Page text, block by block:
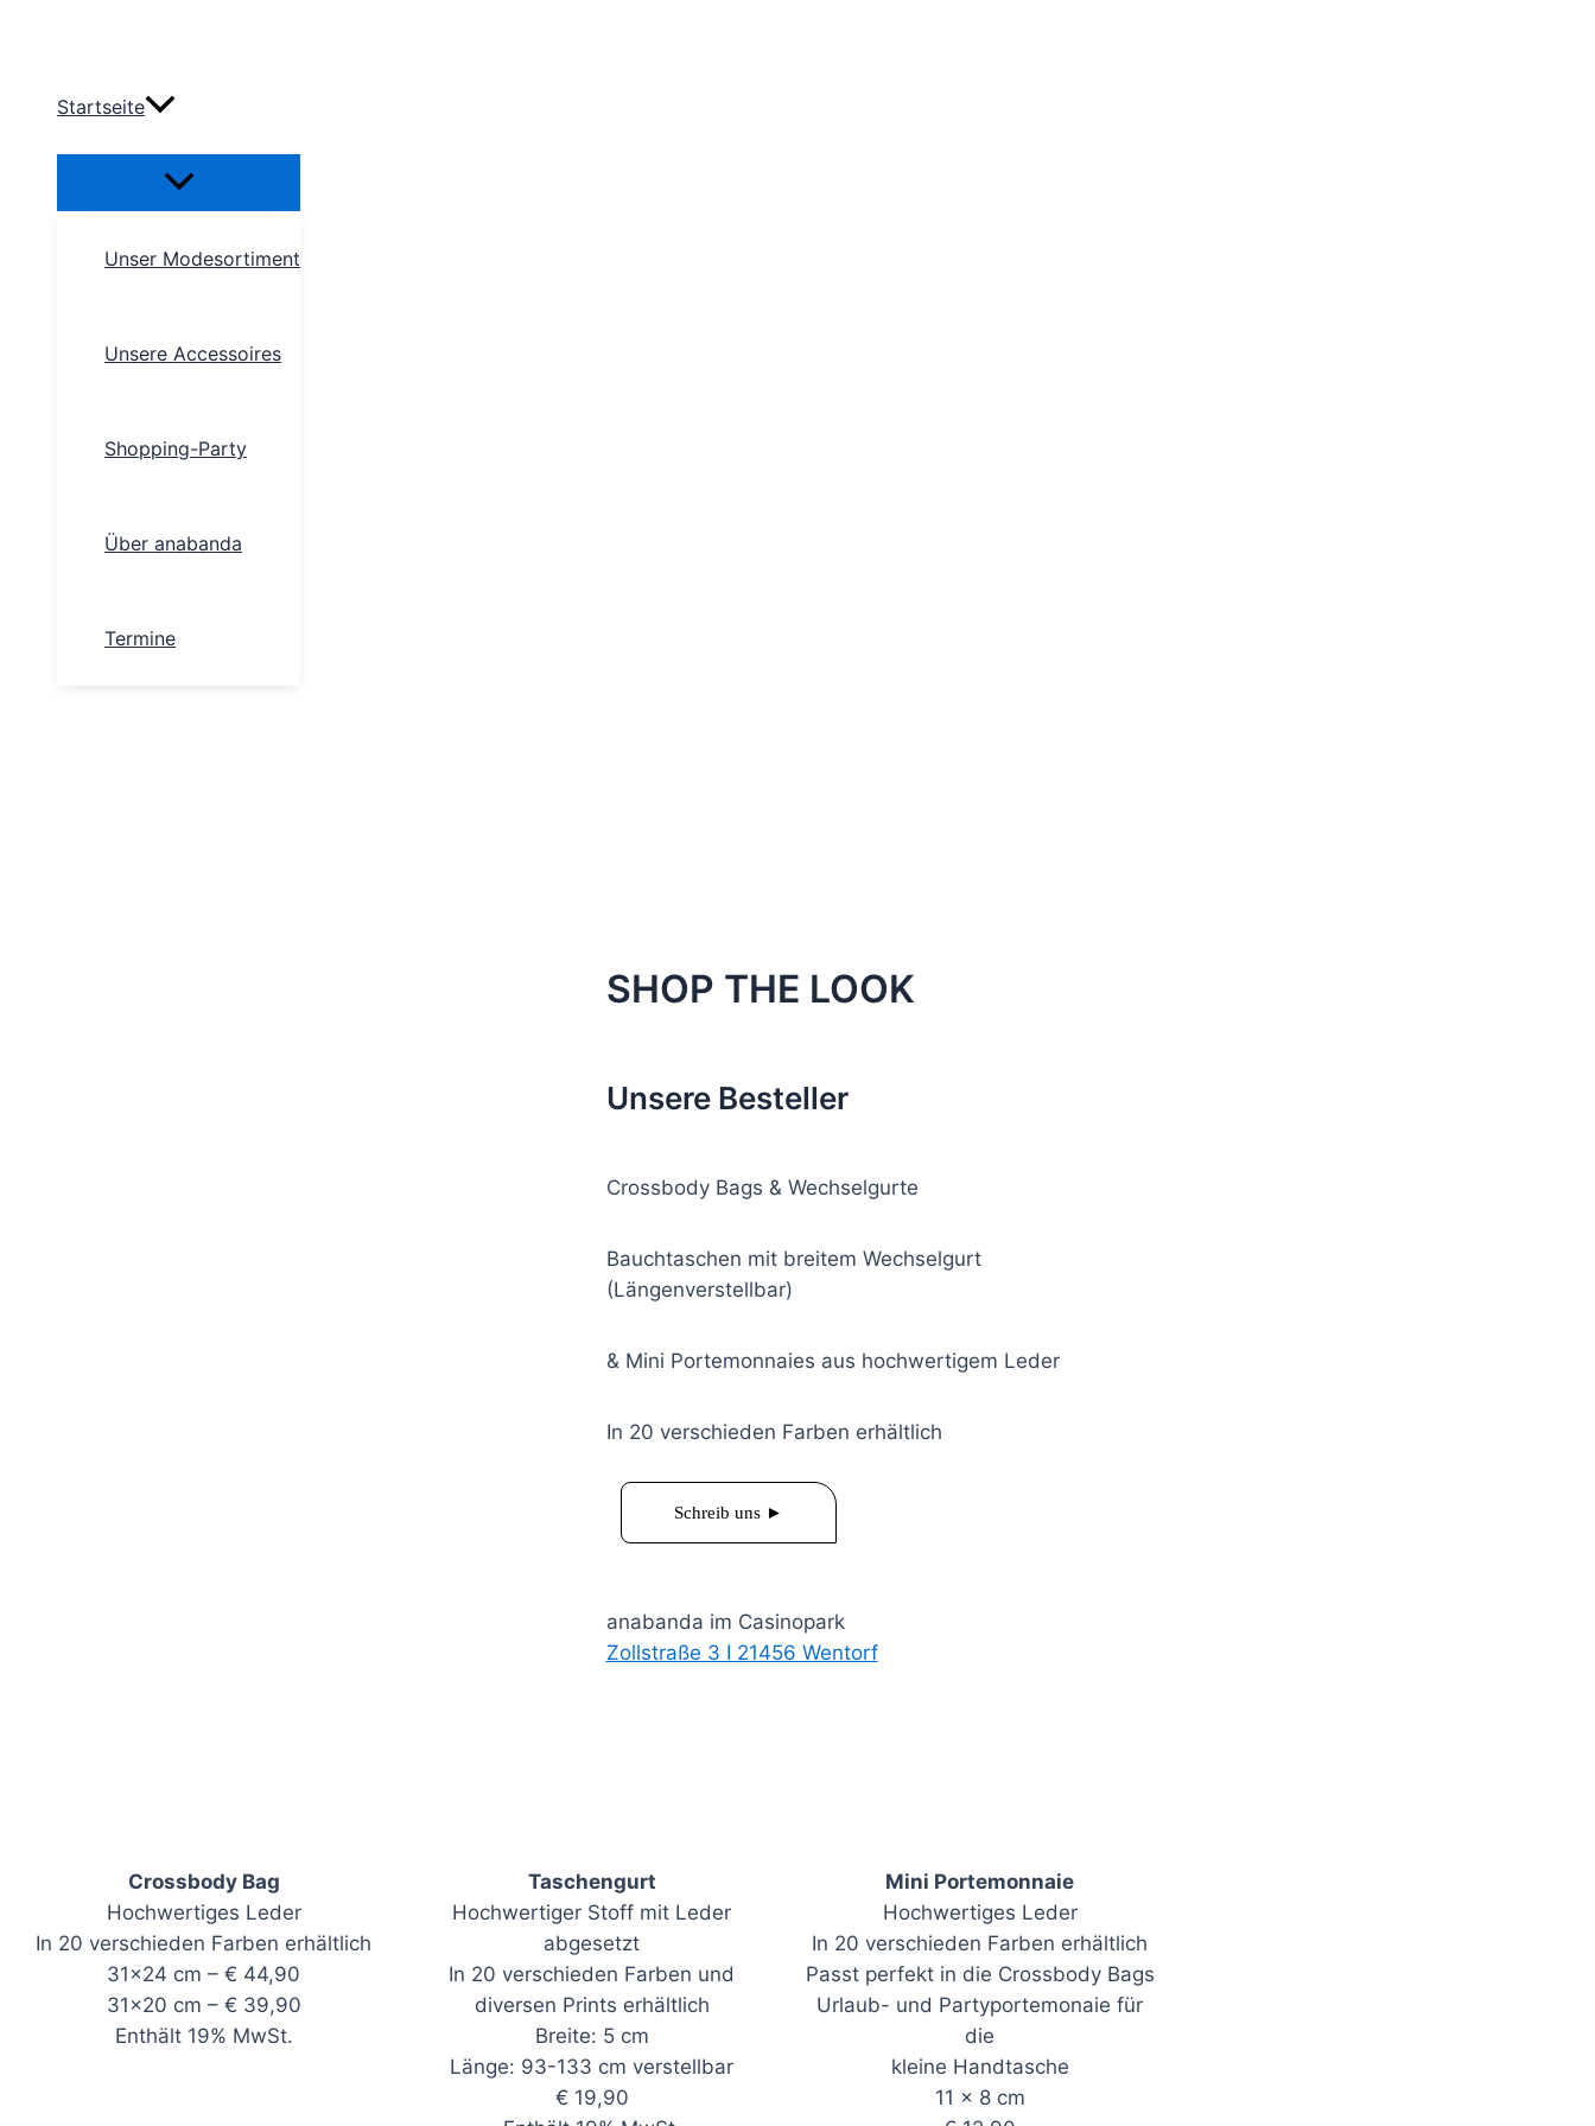
Startseite
Menü
Unser Modesortiment
Unsere Accessoires
Shopping-Party
Über anabanda
Termine
SHOP THE LOOK
Unsere Besteller
Crossbody Bags & Wechselgurte
Bauchtaschen mit breitem Wechselgurt
(Längenverstellbar)
& Mini Portemonnaies aus hochwertigem Leder
In 20 verschieden Farben erhältlich
Schreib uns ►
anabanda im Casinopark
Zollstraße 3 I 21456 Wentorf
Crossbody Bag
Hochwertiges Leder
In 20 verschieden Farben erhältlich
31×24 cm – € 44,90
31×20 cm – € 39,90
Enthält 19% MwSt.
Taschengurt
Hochwertiger Stoff mit Leder
abgesetzt
In 20 verschieden Farben und
diversen Prints erhältlich
Breite: 5 cm
Länge: 93-133 cm verstellbar
€ 19,90
Mini Portemonnaie
Hochwertiges Leder
In 20 verschieden Farben erhältlich
Passt perfekt in die Crossbody Bags
Urlaub- und Partyportemonaie für
die
kleine Handtasche
11 x 8 cm